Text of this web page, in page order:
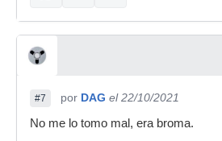
#7 por DAG el 22/10/2021
No me lo tomo mal, era broma.